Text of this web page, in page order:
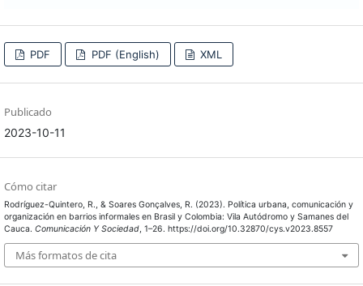
PDF PDF (English) XML
Publicado
2023-10-11
Cómo citar
Rodríguez-Quintero, R., & Soares Gonçalves, R. (2023). Política urbana, comunicación y
organización en barrios informales en Brasil y Colombia: Vila Autódromo y Samanes del
Cauca. Comunicación Y Sociedad, 1–26. https://doi.org/10.32870/cys.v2023.8557
Más formatos de cita